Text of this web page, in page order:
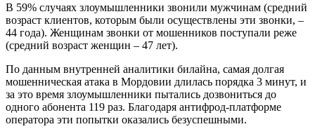
В 59% случаях злоумышленники звонили мужчинам (средний
возраст клиентов, которым были осуществлены эти звонки, –
44 года). Женщинам звонки от мошенников поступали реже
(средний возраст женщин – 47 лет).
По данным внутренней аналитики билайна, самая долгая
мошенническая атака в Мордовии длилась порядка 3 минут, и
за это время злоумышленники пытались дозвониться до
одного абонента 119 раз. Благодаря антифрод-платформе
оператора эти попытки оказались безуспешными.